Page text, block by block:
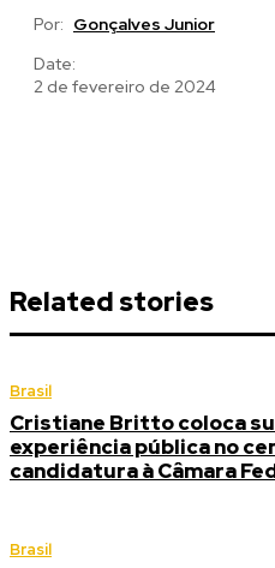
Por: Gonçalves Junior
Date:
2 de fevereiro de 2024
Related stories
Brasil
Cristiane Britto coloca
experiência pública no
candidatura à Câmara
Brasil